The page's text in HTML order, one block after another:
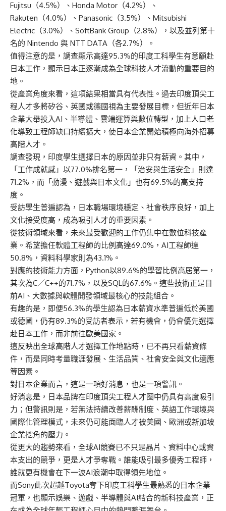
Fujitsu（4.5%）、Honda Motor（4.2%）、
Rakuten（4.0%）、Panasonic（3.5%）、Mitsubishi
Electric（3.0%）、SoftBank Group（2.8%），以及並列第十
名的 Nintendo 與 NTT DATA（各2.7%）。
值得注意的是，調查顯示高達95.3%的印度工科學生有意願赴
日本工作，顯示日本正逐漸成為全球科技人才流動的重要目的
地。
從產業角度來看，這項結果相當具有代表性。過去印度頂尖工
程人才多將矽谷、英國或德國視為主要發展目標，但近年日本
企業大舉投入AI、半導體、雲端運算與數位轉型，加上人口老
化導致工程師缺口持續擴大，使日本企業開始積極向海外招募
高階人才。
調查發現，印度學生選擇日本的原因並非只有薪資。其中，
「工作成就感」以77.0%排名第一，「治安與生活安全」則達
71.2%，而「動漫、遊戲與日本文化」也有69.5%的高支持
度。
受訪學生普遍認為，日本職場環境穩定、社會秩序良好，加上
文化接受度高，成為吸引人才的重要因素。
從技術領域來看，未來最受歡迎的工作仍集中在數位科技產
業。希望擔任軟體工程師的比例高達69.0%，AI工程師達
50.8%，資料科學家則為43.1%。
對應的技術能力方面，Python以89.6%的學習比例高居第一，
其次為C／C++的71.7%，以及SQL的67.6%。這些技術正是目
前AI、大數據與軟體開發領域最核心的技能組合。
有趣的是，即便56.3%的學生認為日本薪資水準普遍低於美國
或德國，仍有89.3%的受訪者表示，若有機會，仍會優先選擇
赴日本工作，而非前往歐美國家。
這反映出全球高階人才選擇工作地點時，已不再只看薪資條
件，而是同時考量職涯發展、生活品質、社會安全與文化適應
等因素。
對日本企業而言，這是一項好消息，也是一項警訊。
好消息是，日本品牌在印度頂尖工程人才圈中仍具有高度吸引
力；但警訊則是，若無法持續改善薪酬制度、英語工作環境與
國際化管理模式，未來仍可能面臨人才被美國、歐洲或新加坡
企業挖角的壓力。
從更大的趨勢來看，全球AI競賽已不只是晶片、資料中心或資
本支出的競爭，更是人才爭奪戰。誰能吸引最多優秀工程師，
誰就更有機會在下一波AI浪潮中取得領先地位。
而Sony此次超越Toyota奪下印度工科學生最熟悉的日本企業
冠軍，也顯示娛樂、遊戲、半導體與AI結合的新科技產業，正